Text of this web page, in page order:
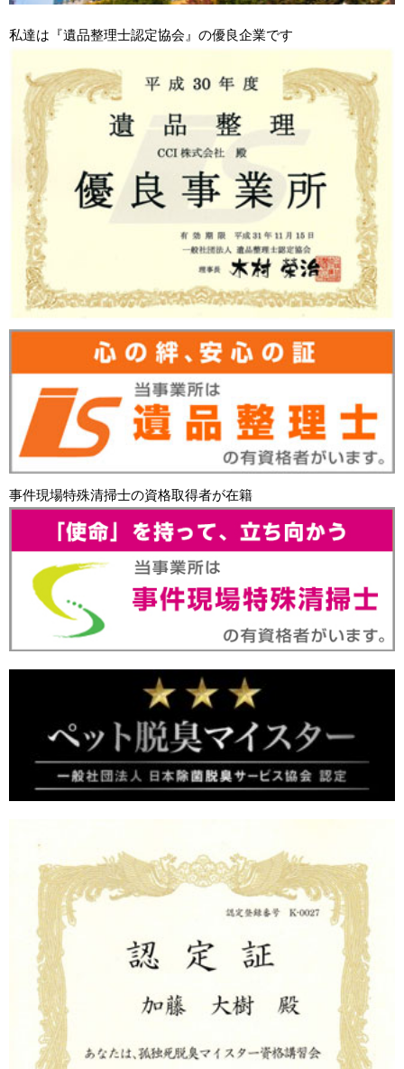
私達は『遺品整理士認定協会』の優良企業です
事件現場特殊清掃士の資格取得者が在籍